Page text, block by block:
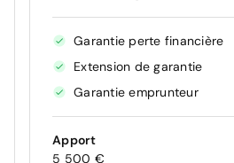
Garantie perte financière
Extension de garantie
Garantie emprunteur
Apport
5 500 €